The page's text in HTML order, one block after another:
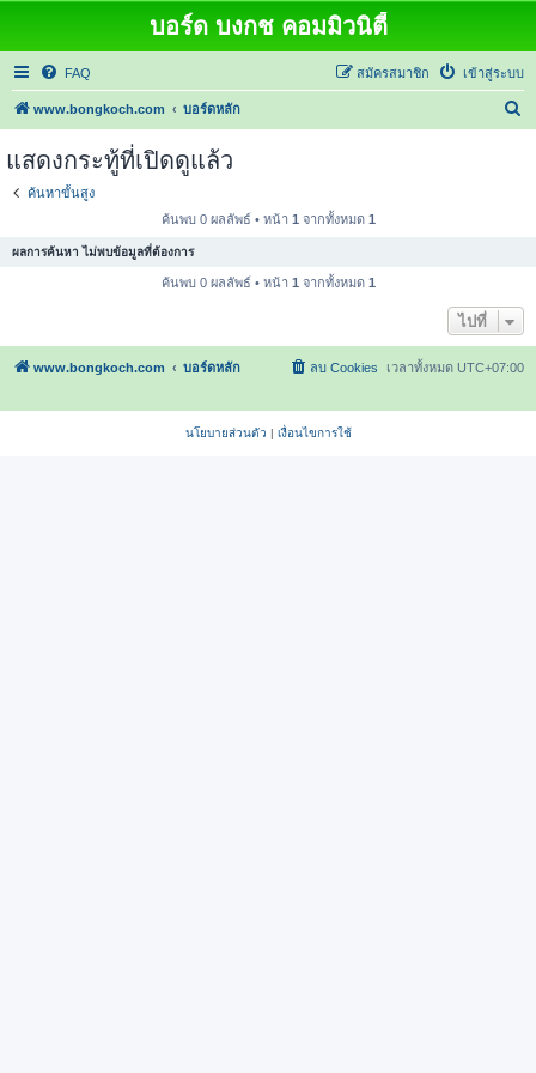
บอร์ด บงกช คอมมิวนิตี้
FAQ เข้าสู่ระบบ
สมัครสมาชิก
www.bongkoch.com บอร์ดหลัก
แสดงกระทู้ที่เปิดดูแล้ว
ค้นหาขั้นสูง
ค้นพบ 0 ผลลัพธ์ • หน้า 1 จากทั้งหมด 1
ผลการค้นหา ไม่พบข้อมูลที่ต้องการ
ค้นพบ 0 ผลลัพธ์ • หน้า 1 จากทั้งหมด 1
ไปที่
www.bongkoch.com บอร์ดหลัก เวลาทั้งหมด UTC+07:00
ลบ Cookies
นโยบายส่วนตัว | เงื่อนไขการใช้